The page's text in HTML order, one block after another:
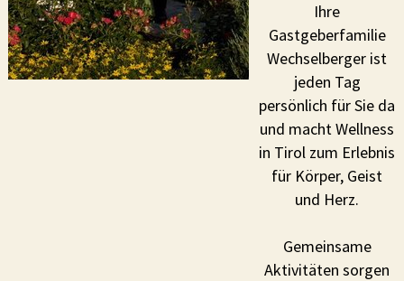
Ihre
Gastgeberfamilie
Wechselberger ist
jeden Tag
persönlich für Sie da
und macht Wellness
in Tirol zum Erlebnis
für Körper, Geist
und Herz.
Gemeinsame
Aktivitäten sorgen